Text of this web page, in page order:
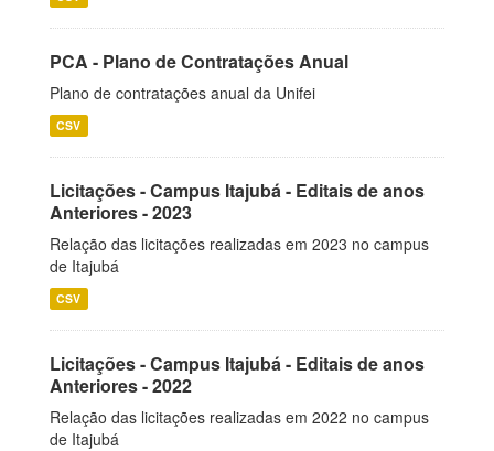
PCA - Plano de Contratações Anual
Plano de contratações anual da Unifei
CSV
Licitações - Campus Itajubá - Editais de anos
Anteriores - 2023
Relação das licitações realizadas em 2023 no campus
de Itajubá
CSV
Licitações - Campus Itajubá - Editais de anos
Anteriores - 2022
Relação das licitações realizadas em 2022 no campus
de Itajubá